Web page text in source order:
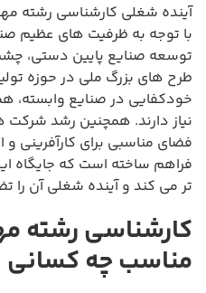
آینده شغلی کارشناسی رشته
با توجه به ظرفیت های عظیم
توسعه صنایع پایین دستی،
طرح های بزرگ ملی در حوزه
خودکفایی در صنایع وابسته،
نیاز دارند. همچنین رشد شرکت
فضای مناسبی برای کارآفرینی
فراهم ساخته است که جایگاه
تر می کند و آینده شغلی آن را
کارشناسی رشته
مناسب چه